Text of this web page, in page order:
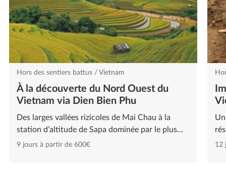
Hors des sentiers battus / Vietnam
À la découverte du Nord Ouest du
Vietnam via Dien Bien Phu
Des larges vallées rizicoles de Mai Chau à la
station d’altitude de Sapa dominée par le plus...
9 jours à partir de 600€ 12